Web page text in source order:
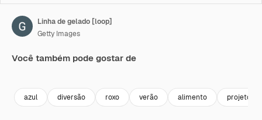
Linha de gelado [loop]
Getty Images
Você também pode gostar de
azul diversão roxo verão alimento projeto